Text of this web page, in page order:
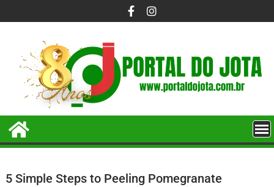
5 Simple Steps to Peeling Pomegranate